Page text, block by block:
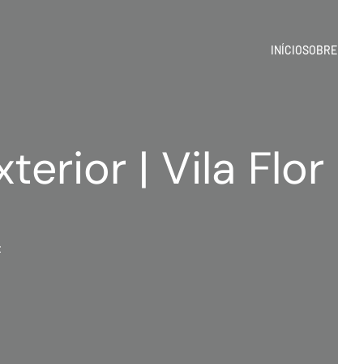
INÍCIOSOBRE
| Vila Flor